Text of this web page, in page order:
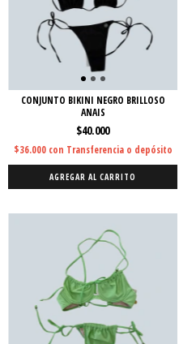
CONJUNTO BIKINI NEGRO BRILLOSO
ANAIS
$40.000
$36.000 con Transferencia o depósito
AGREGAR AL CARRITO